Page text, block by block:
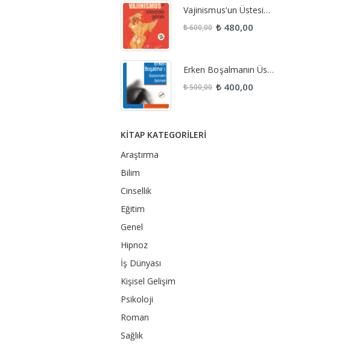
Vajinismus'un Üstesinden Gelmek
₺600,00 ₺ 480,00
Erken Boşalmanın Üstesinden Gelmek
₺500,00 ₺ 400,00
KITAP KATEGORILERI
Araştırma
Bilim
Cinsellik
Eğitim
Genel
Hipnoz
İş Dünyası
Kişisel Gelişim
Psikoloji
Roman
Sağlık